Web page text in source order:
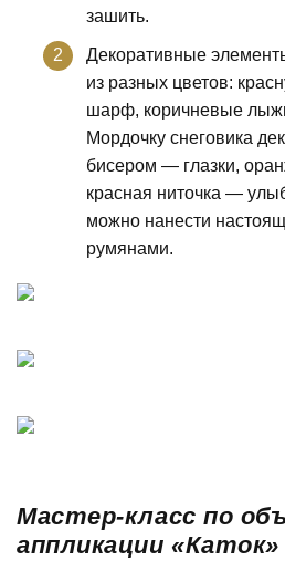
зашить.
Декоративные
из разных цветов:
шарф, коричневые
Мордочку снеговика
бисером — глазки,
красная ниточка —
можно нанести
румянами.
Мастер-класс по
аппликации «Каток»